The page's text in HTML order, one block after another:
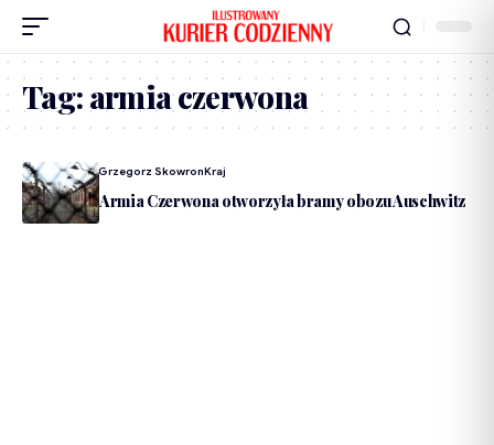
Tag:armia czerwona
Dodane PrzezGrzegorz SkowronKraj
79 lat temu Armia Czerwona otworzyła bramy obozu Auschwitz